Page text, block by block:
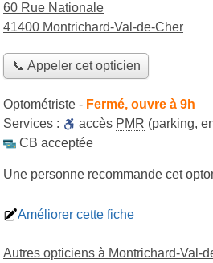
60 Rue Nationale
41400 Montrichard-Val-de-Cher
📞 Appeler cet opticien
Optométriste - Fermé, ouvre à 9h
Services :
accès PMR (parking,
CB acceptée
Une personne recommande cet
Améliorer cette fiche
Autres opticiens à Montrichard-Val-